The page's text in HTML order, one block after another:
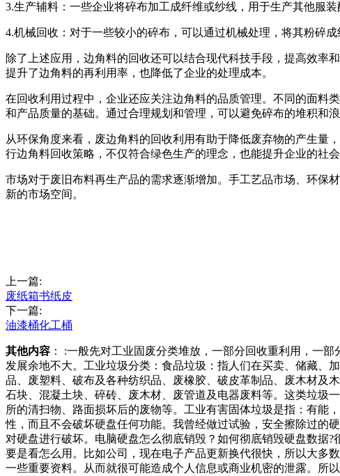
3.生产辅料：一些企业将碎布加工成纤维或纱线，用于生产其他服
4.机械回收：对于一些较小的碎布，可以通过机械处理，将其粉碎
除了上述应用，边角料的回收还可以结合现代科技手段，提高效率
提升了边角料的再利用率，也降低了企业的处理成本。
在回收利用过程中，企业还应关注边角料的品质管理。不同的面料
和产品质量的基础。通过合理规划和管理，可以避免碎布的堆积和
从环保角度来看，废边角料的回收利用有助于降低废弃物的产生量
行边角料回收策略，不仅符合绿色生产的理念，也能提升企业的社会
市场对于废旧布料再生产品的需求逐渐增加。手工艺品市场、环保
新的市场空间。
上一篇:
废纸箱书纸皮
下一篇:
油漆桶化工桶
其他内容 ： :一般先对工业固废分类堆放，一部分回收重利用，一
发展余地不大。工业垃圾分类：食品垃圾：指人们在买卖、储藏、
品、废塑料、破布及各种纺织品、废橡胶、破皮革制品、废木材及
石块、混凝土块、碎砖、废木材、废管道及电器废料等。这类垃圾
所的清扫物、路面损坏后的废物等。工业有害固体垃圾是指：有能
性，而且不会破坏硬盘任何功能。我曾经做过试验，安全擦除过的
对硬盘进行破坏。电脑硬盘怎么彻底销毁？如何彻底销毁硬盘数据
要是看怎么用。比如公司，现在电子产品更新换代很快，所以大多
一些重要资料。从而就很可能造成个人信息或商业机密的泄露。所